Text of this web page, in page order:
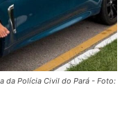
da Polícia Civil do Pará - Foto: